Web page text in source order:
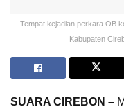
Tempat kejadian perkara OB
Kabupaten
SUARA CIREBON –